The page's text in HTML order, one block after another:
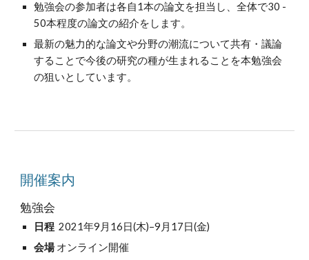
勉強会の参加者は各自1本の論文を担当し、全体で30 -
50本程度の論文の紹介をします。
最新の魅力的な論文や分野の潮流について共有・議論
することで今後の研究の種が生まれることを本勉強会
の狙いとしています。
開催案内
勉強会
日程 2021年9月 16日(木)–9月 17日(金)
会場 オンライン開催